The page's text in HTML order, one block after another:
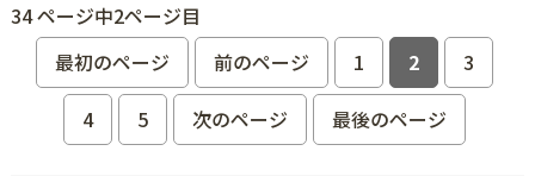
34 ページ中2ページ目
最初のページ
前のページ 1 2
3
4
5 次のページ 最後のページ